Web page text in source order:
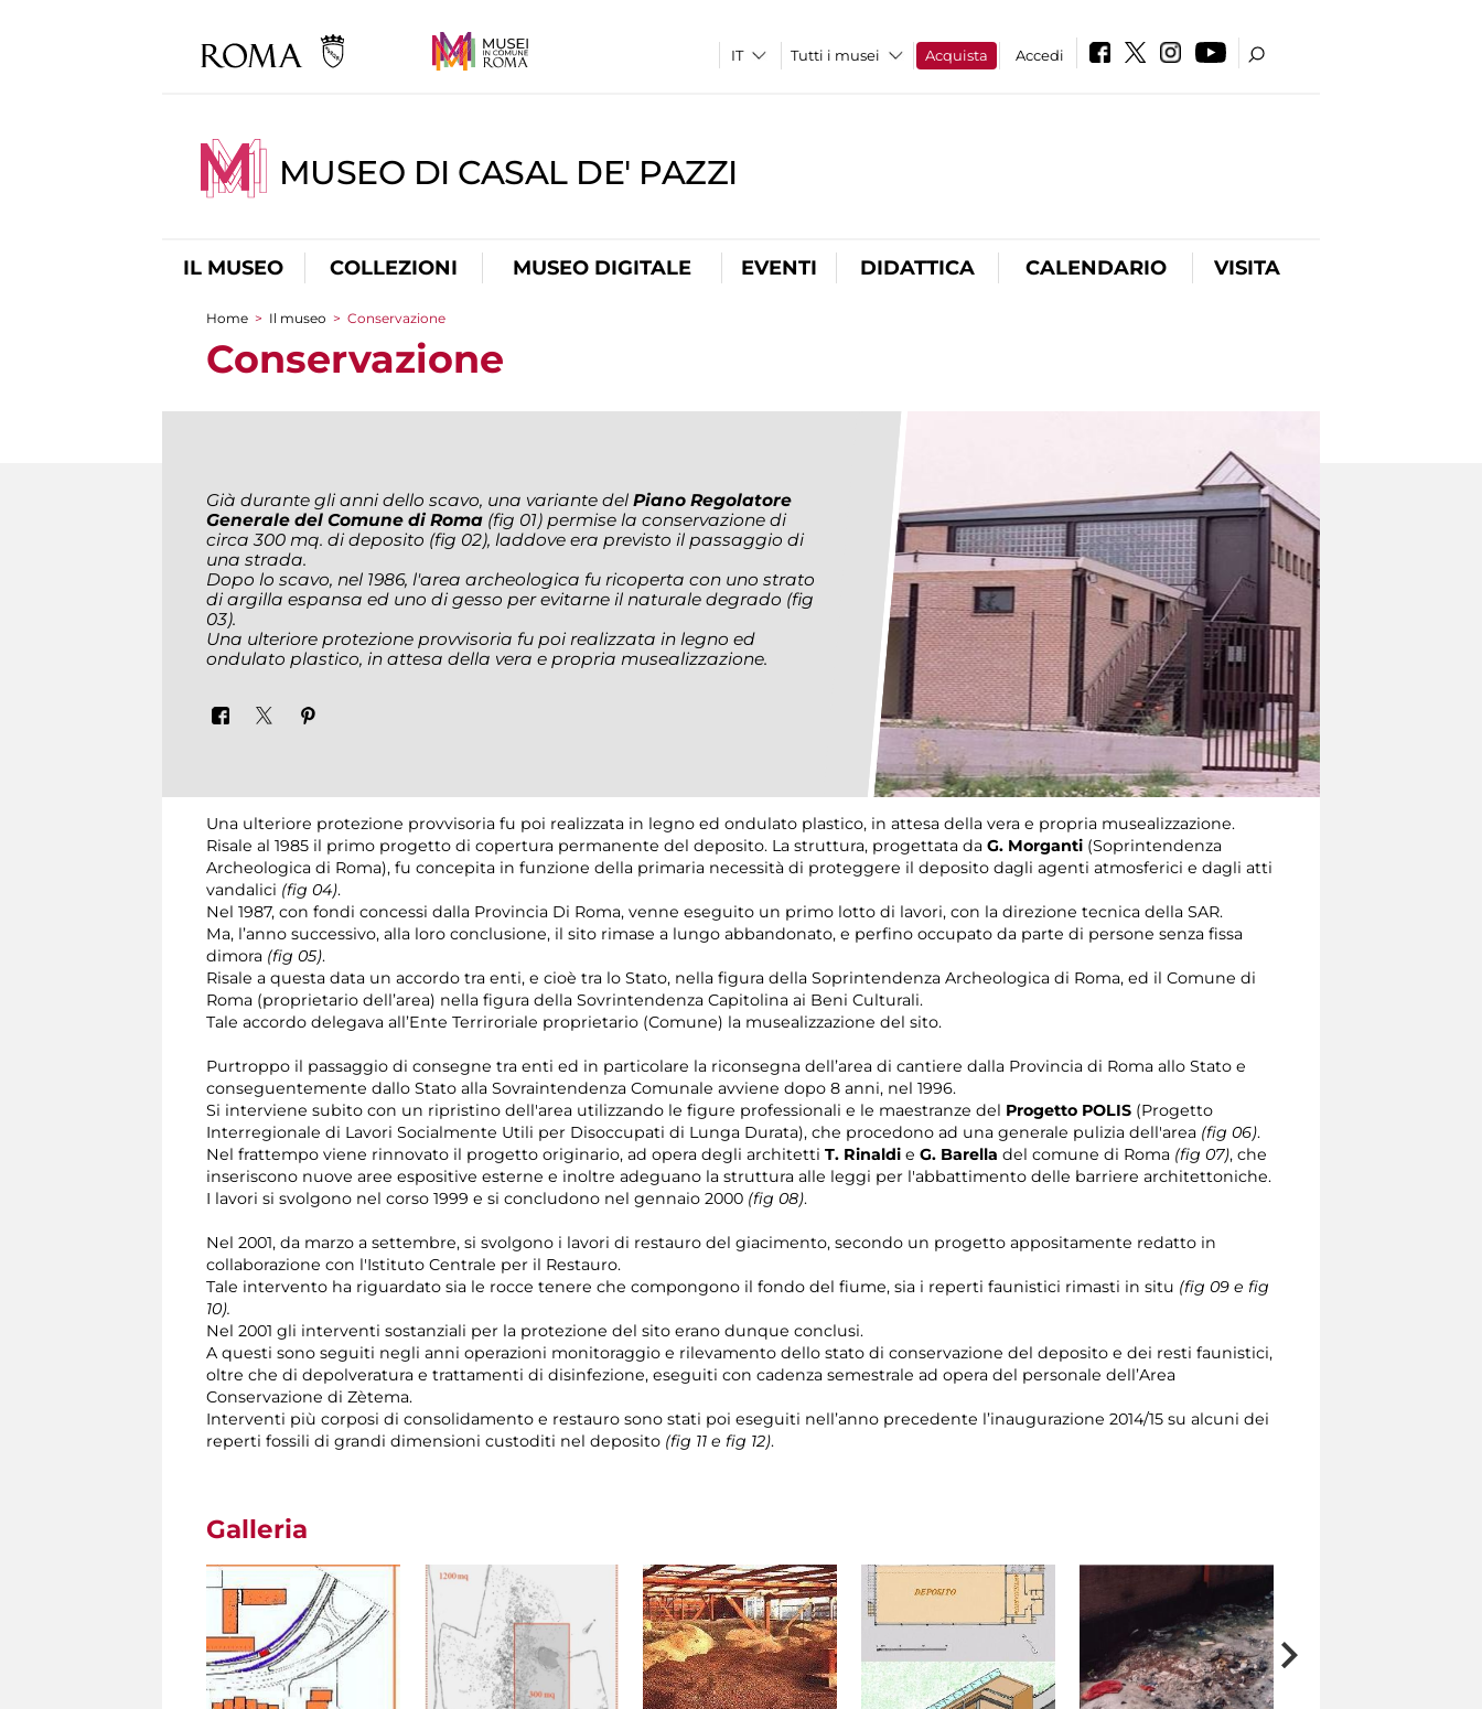
Tutti i musei Acquista Accedi
MUSEO DI CASAL DE' PAZZI
IL MUSEO COLLEZIONI MUSEO DIGITALE EVENTI DIDATTICA CALENDARIO VISITA
Tu sei qui
Home > Il museo > Conservazione
Conservazione
Già durante gli anni dello scavo, una variante del Piano Regolatore
Generale del Comune di Roma (fig 01) permise la conservazione di
circa 300 mq. di deposito (fig 02), laddove era previsto il passaggio di
una strada.
Dopo lo scavo, nel 1986, l'area archeologica fu ricoperta con uno strato
di argilla espansa ed uno di gesso per evitarne il naturale degrado (fig
03).
Una ulteriore protezione provvisoria fu poi realizzata in legno ed
ondulato plastico, in attesa della vera e propria musealizzazione.
Una ulteriore protezione provvisoria fu poi realizzata in legno ed ondulato plastico, in attesa della vera e propria musealizzazione.
Risale al 1985 il primo progetto di copertura permanente del deposito. La struttura, progettata da G. Morganti (Soprintendenza
Archeologica di Roma), fu concepita in funzione della primaria necessità di proteggere il deposito dagli agenti atmosferici e dagli atti
vandalici (fig 04).
Nel 1987, con fondi concessi dalla Provincia Di Roma, venne eseguito un primo lotto di lavori, con la direzione tecnica della SAR.
Ma, l’anno successivo, alla loro conclusione, il sito rimase a lungo abbandonato, e perfino occupato da parte di persone senza fissa
dimora (fig 05).
Risale a questa data un accordo tra enti, e cioè tra lo Stato, nella figura della Soprintendenza Archeologica di Roma, ed il Comune di
Roma (proprietario dell’area) nella figura della Sovrintendenza Capitolina ai Beni Culturali.
Tale accordo delegava all’Ente Terriroriale proprietario (Comune) la musealizzazione del sito.
Purtroppo il passaggio di consegne tra enti ed in particolare la riconsegna dell’area di cantiere dalla Provincia di Roma allo Stato e
conseguentemente dallo Stato alla Sovraintendenza Comunale avviene dopo 8 anni, nel 1996.
Si interviene subito con un ripristino dell'area utilizzando le figure professionali e le maestranze del Progetto POLIS (Progetto
Interregionale di Lavori Socialmente Utili per Disoccupati di Lunga Durata), che procedono ad una generale pulizia dell'area (fig 06).
Nel frattempo viene rinnovato il progetto originario, ad opera degli architetti T. Rinaldi e G. Barella del comune di Roma (fig 07), che
inseriscono nuove aree espositive esterne e inoltre adeguano la struttura alle leggi per l'abbattimento delle barriere architettoniche.
I lavori si svolgono nel corso 1999 e si concludono nel gennaio 2000 (fig 08).
Nel 2001, da marzo a settembre, si svolgono i lavori di restauro del giacimento, secondo un progetto appositamente redatto in
collaborazione con l'Istituto Centrale per il Restauro.
Tale intervento ha riguardato sia le rocce tenere che compongono il fondo del fiume, sia i reperti faunistici rimasti in situ (fig 09 e fig
10).
Nel 2001 gli interventi sostanziali per la protezione del sito erano dunque conclusi.
A questi sono seguiti negli anni operazioni monitoraggio e rilevamento dello stato di conservazione del deposito e dei resti faunistici,
oltre che di depolveratura e trattamenti di disinfezione, eseguiti con cadenza semestrale ad opera del personale dell’Area
Conservazione di Zètema.
Interventi più corposi di consolidamento e restauro sono stati poi eseguiti nell’anno precedente l’inaugurazione 2014/15 su alcuni dei
reperti fossili di grandi dimensioni custoditi nel deposito (fig 11 e fig 12).
Galleria